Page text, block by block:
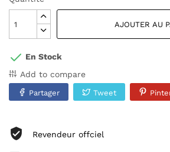
AJOUTER AU
En Stock
Add to compare
Partager Tweet
Revendeur offciel